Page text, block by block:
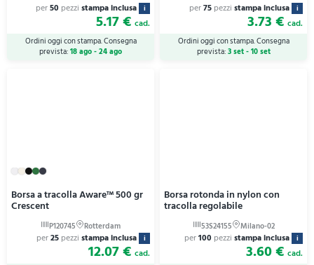
per50 pezzi stampa inclusa i
5.17 € cad.
Ordini oggi con stampa. Consegna
prevista:18 ago - 24 ago
per75 pezzi stampa inclusa i
3.73 € cad.
Ordini oggi con stampa. Consegna
prevista:3 set - 10 set
Borsa a tracolla Aware™ 500 gr
Crescent
per25 pezzi stampa inclusa i
12.07 € cad.
Borsa rotonda in nylon con
tracolla regolabile
per100 pezzi stampa inclusa i
3.60 € cad.